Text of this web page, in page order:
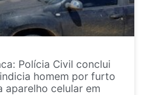
Polícia Civil conclui
homem por furto
aparelho celular em